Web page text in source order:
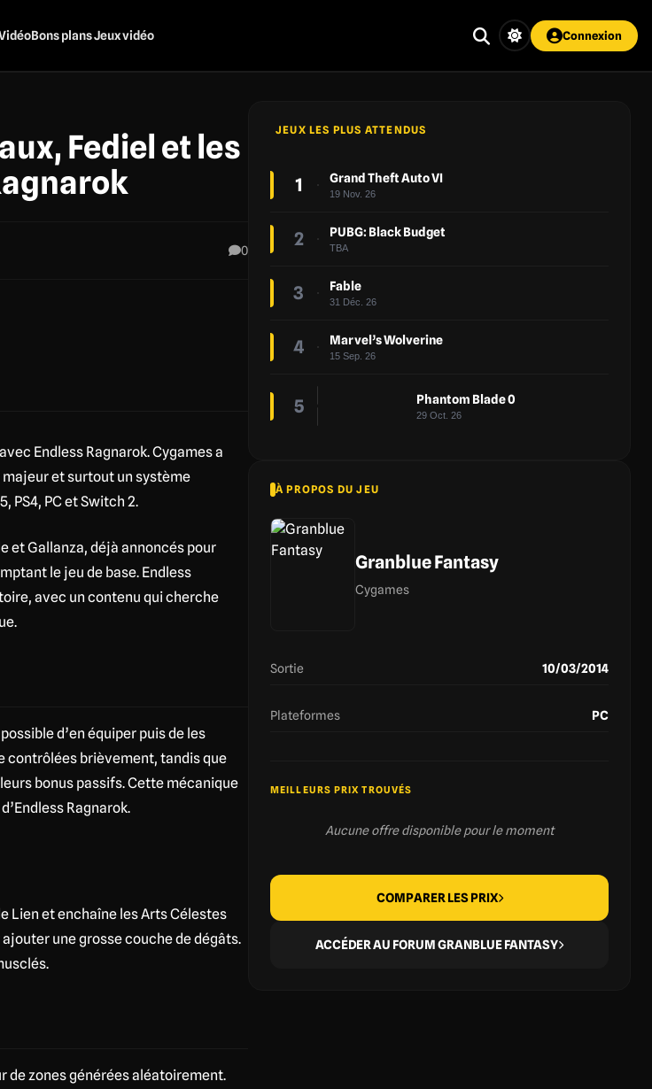
Bons plans Jeux vidéo Connexion
Fediel et les
0
Endless Ragnarok. Cygames a
et surtout un système
PS4, PC et Switch 2.
et Gallanza, déjà annoncés pour
le jeu de base. Endless
avec un contenu qui cherche
d’en équiper puis de les
contrôlées brièvement, tandis que
bonus passifs. Cette mécanique
Ragnarok.
Lien et enchaîne les Arts Célestes
une grosse couche de dégâts.
de zones générées aléatoirement.
JEUX LES PLUS ATTENDUS
1 Grand Theft Auto VI
19 Nov. 26
2 PUBG: Black Budget
TBA
3 Fable
31 Déc. 26
4 Marvel’s Wolverine
15 Sep. 26
5 Phantom Blade 0
29 Oct. 26
À PROPOS DU JEU
Granblue Fantasy
Cygames
Sortie 10/03/2014
Plateformes PC
MEILLEURS PRIX TROUVÉS
Aucune offre disponible pour le moment
COMPARER LES PRIX
ACCÉDER AU FORUM GRANBLUE FANTASY